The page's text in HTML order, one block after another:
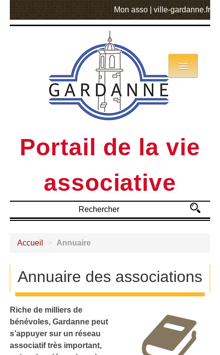
Mon asso ville-gardanne.fr
Portail de la vie
associative
Annuaire
Actualités
MVA
Accueil > Annuaire
Annuaire des associations
Riche de milliers de
bénévoles, Gardanne peut
s’appuyer sur un réseau
associatif très important,